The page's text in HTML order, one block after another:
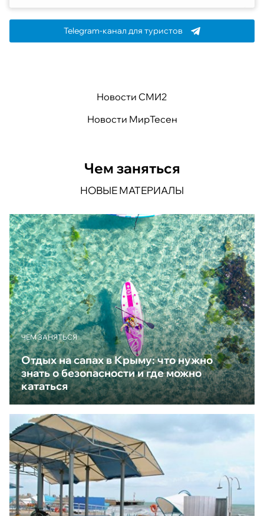
Telegram-канал для туристов
Новости СМИ2
Новости МирТесен
Чем заняться
НОВЫЕ МАТЕРИАЛЫ
ЧЕМ ЗАНЯТЬСЯ
Отдых на сапах в Крыму: что нужно
знать о безопасности и где можно
кататься